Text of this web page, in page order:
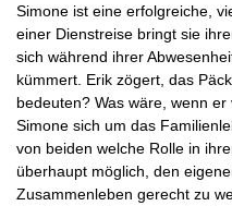
Simone ist eine erfolgreiche,
einer Dienstreise bringt sie
sich während ihrer
kümmert. Erik zögert, das
bedeuten? Was wäre, wenn
Simone sich um das
von beiden welche Rolle in
überhaupt möglich, den
Zusammenleben gerecht zu